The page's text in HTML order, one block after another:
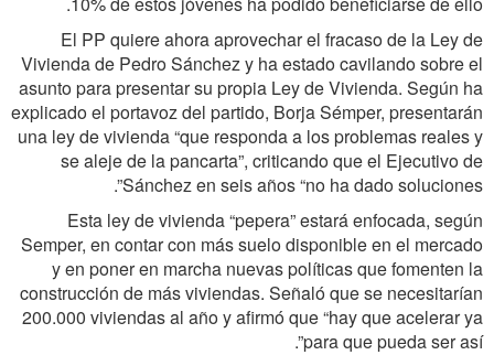
El PP quiere ahora aprovechar el fracaso de la Ley de
Vivienda de Pedro Sánchez y ha estado cavilando sobre el
asunto para presentar su propia Ley de Vivienda. Según ha
explicado el portavoz del partido, Borja Sémper, presentarán
una ley de vivienda “que responda a los problemas reales y
se aleje de la pancarta”, criticando que el Ejecutivo de
Sánchez en seis años “no ha dado soluciones”.
Esta ley de vivienda “pepera” estará enfocada, según
Semper, en contar con más suelo disponible en el mercado
y en poner en marcha nuevas políticas que fomenten la
construcción de más viviendas. Señaló que se necesitarían
200.000 viviendas al año y afirmó que “hay que acelerar ya
para que pueda ser así”.